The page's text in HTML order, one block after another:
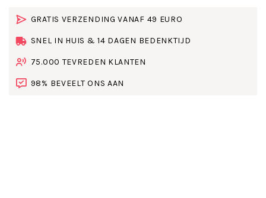
GRATIS VERZENDING VANAF 49 EURO
SNEL IN HUIS & 14 DAGEN BEDENKTIJD
75.000 TEVREDEN KLANTEN
98% BEVEELT ONS AAN